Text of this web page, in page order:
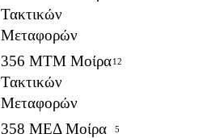
Τακτικών
Μεταφορών
356 ΜΤΜ Μοίρα
Τακτικών
Μεταφορών
12
358 ΜΕΔ Μοίρα
5